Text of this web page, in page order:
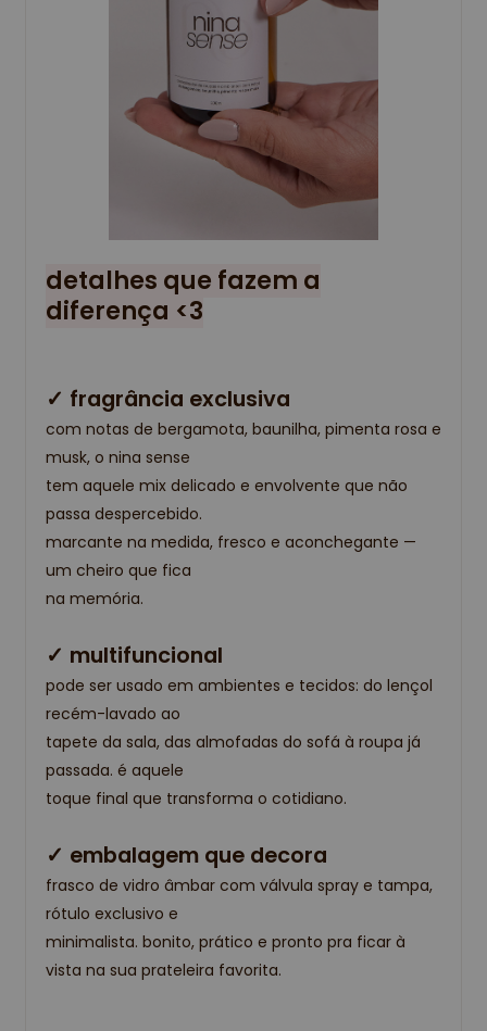
detalhes que fazem a
diferença <3
✓ fragrância exclusiva
com notas de bergamota, baunilha, pimenta rosa e
musk, o nina sense
tem aquele mix delicado e envolvente que não
passa despercebido.
marcante na medida, fresco e aconchegante —
um cheiro que fica
na memória.
✓ multifuncional
pode ser usado em ambientes e tecidos: do lençol
recém-lavado ao
tapete da sala, das almofadas do sofá à roupa já
passada. é aquele
toque final que transforma o cotidiano.
✓ embalagem que decora
frasco de vidro âmbar com válvula spray e tampa,
rótulo exclusivo e
minimalista. bonito, prático e pronto pra ficar à
vista na sua prateleira favorita.